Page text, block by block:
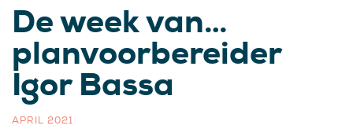
De week van…
planvoorbereider
Igor Bassa
APRIL 2021